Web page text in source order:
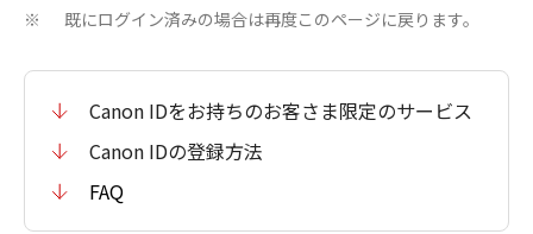
※ 既にログイン済みの場合は再度このページに戻ります。
Canon IDをお持ちのお客さま限定のサービス
Canon IDの登録方法
FAQ